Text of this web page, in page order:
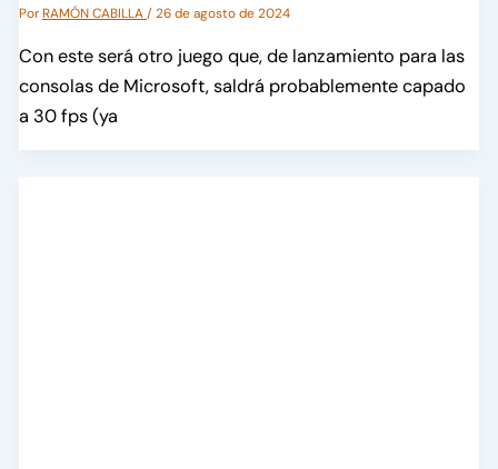
PorRAMÓN CABILLA/26 de agosto de 2024
Con este será otro juego que, de lanzamiento para las
consolas de Microsoft, saldrá probablemente capado
a 30 fps (ya